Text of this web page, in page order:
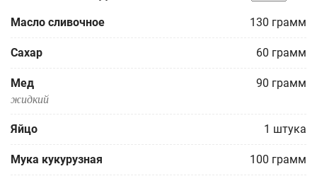
Масло сливочное 130 грамм
Сахар 60 грамм
Мед 90 грамм
жидкий
Яйцо 1 штука
Мука кукурузная 100 грамм